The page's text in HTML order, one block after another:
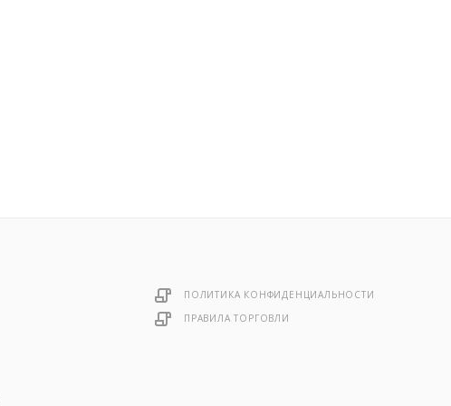
ПОЛИТИКА КОНФИДЕНЦИАЛЬНОСТИ
ПРАВИЛА ТОРГОВЛИ